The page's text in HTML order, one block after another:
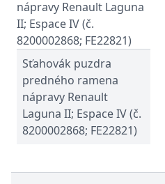
Sťahovák puzdra
predného ramena
nápravy Renault
Laguna II; Espace IV (č.
8200002868; FE22821)